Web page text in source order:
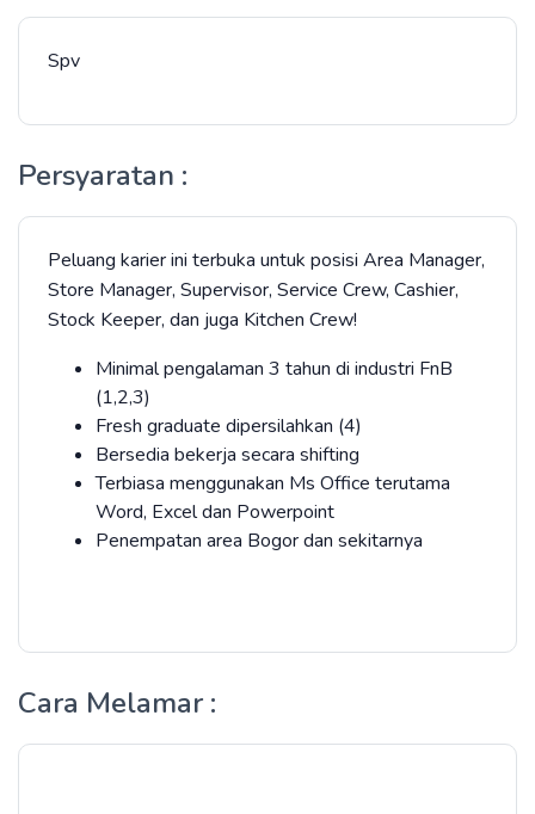
Spv
Persyaratan :
Peluang karier ini terbuka untuk posisi Area Manager,
Store Manager, Supervisor, Service Crew, Cashier,
Stock Keeper, dan juga Kitchen Crew!
Minimal pengalaman 3 tahun di industri FnB
(1,2,3)
Fresh graduate dipersilahkan (4)
Bersedia bekerja secara shifting
Terbiasa menggunakan Ms Office terutama
Word, Excel dan Powerpoint
Penempatan area Bogor dan sekitarnya
Cara Melamar :